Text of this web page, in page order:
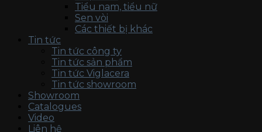
Tiểu nam, tiểu nữ
Sen vòi
Các thiết bị khác
Tin tức
Tin tức công ty
Tin tức sản phẩm
Tin tức Viglacera
Tin tức showroom
Showroom
Catalogues
Video
Liên hệ